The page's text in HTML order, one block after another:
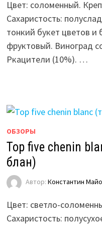
Цвет: соломенный.
Сахаристость:
тонкий букет цветов и
фруктовый. Виноград
Ркацители (10%). …
ОБЗОРЫ
Top five chenin
блан)
Автор: Константин
Цвет: светло-
Сахаристость: